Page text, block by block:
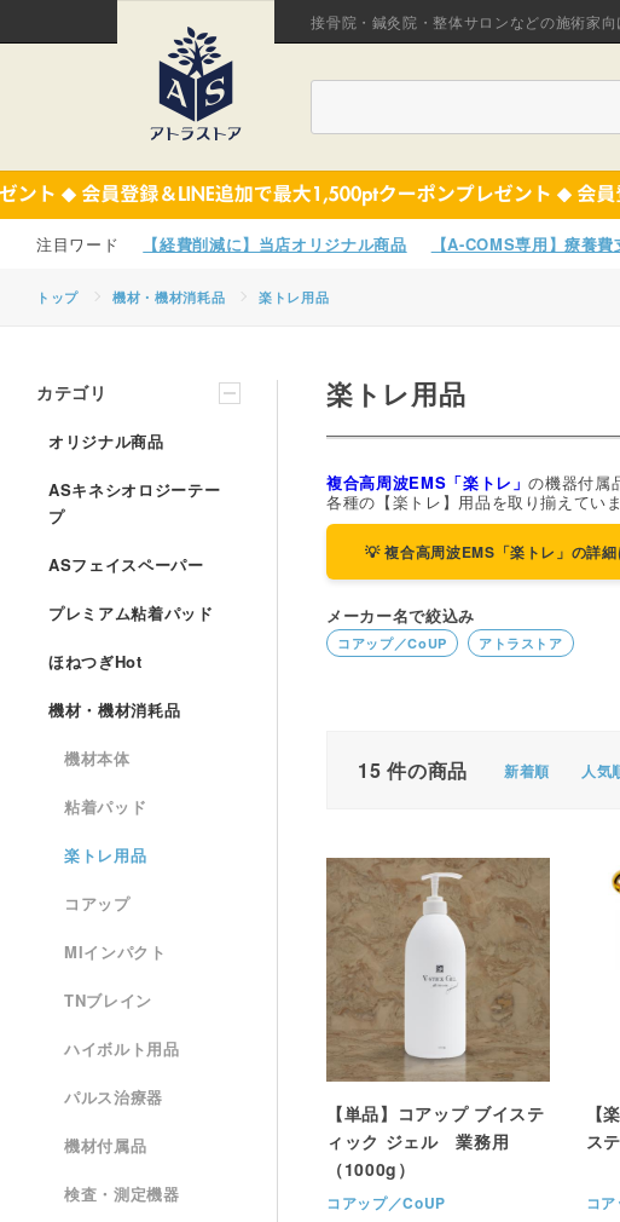
接骨院・鍼灸院・整体サロンなどの施術家向
【経費削減に】当店オリジナル商品 【A-COMS専用】療養
トップ 機材・機材消耗品 楽トレ用品
楽トレ用品
複合高周波EMS「楽トレ」の機器付属
各種の【楽トレ】用品を取り揃えていま
💡 複合高周波EMS「楽トレ」の詳
メーカー名で絞込み
コアップ／CoUP アトラストア
15 件の商品 新着順 人気
【単品】コアップ ブイステ
ィック ジェル 業務用
（1000g）
コアップ／CoUP
【
ス
コ
カテゴリ
オリジナル商品
ASキネシオロジーテー
プ
ASフェイスペーパー
プレミアム粘着パッド
ほねつぎHot
機材・機材消耗品
機材本体
粘着パッド
楽トレ用品
コアップ
MIインパクト
TNブレイン
ハイボルト用品
パルス治療器
機材付属品
検査・測定機器